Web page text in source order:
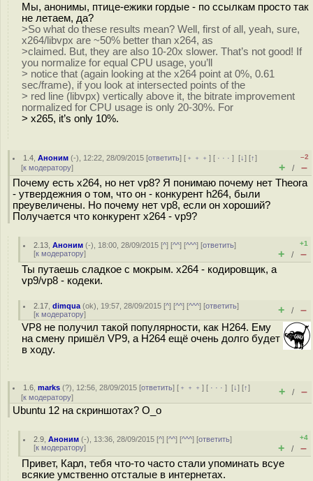
Мы, анонимы, птице-ежики гордые - по ссылкам просто так
не летаем, да?
>So what do these results mean? Well, first of all, yeah, sure,
x264/libvpx are ~50% better than x264, as
>claimed. But, they are also 10-20x slower. That’s not good! If
you normalize for equal CPU usage, you’ll
> notice that (again looking at the x264 point at 0%, 0.61
sec/frame), if you look at intersected points of the
> red line (libvpx) vertically above it, the bitrate improvement
normalized for CPU usage is only 20-30%. For
> x265, it’s only 10%.
1.4 ,Аноним (-), 12:22, 28/09/2015 [ответить] [ ﹢﹢﹢] [ · · ·][↓] [↑]
[к модератору]
–2
+ / –
Почему есть x264, но нет vp8? Я понимаю почему нет Theora
- утвердежния о том, что он - конкурент h264, были
преувеличены. Но почему нет vp8, если он хороший?
Получается что конкурент x264 - vp9?
2.13 ,Аноним (-), 18:00, 28/09/2015 [^] [^^] [^^^] [ответить]
[к модератору]
+1
+ / –
Ты путаешь сладкое с мокрым. x264 - кодировщик, а
vp9/vp8 - кодеки.
2.17 ,dimqua (ok), 19:57, 28/09/2015 [^] [^^] [^^^] [ответить]
[к модератору] + / –
VP8 не получил такой популярности, как H264. Ему
на смену пришёл VP9, а H264 ещё очень долго будет
в ходу.
1.6 ,marks (?), 12:56, 28/09/2015 [ответить] [ ﹢﹢﹢] [ · · ·][↓] [↑]
[к модератору] + / –
Ubuntu 12 на скриншотах? О_о
2.9 ,Аноним (-), 13:36, 28/09/2015 [^] [^^] [^^^] [ответить]
[к модератору]
+4
+ / –
Привет, Карл, тебя что-то часто стали упоминать всуе
всякие умственно отсталые в интернетах.